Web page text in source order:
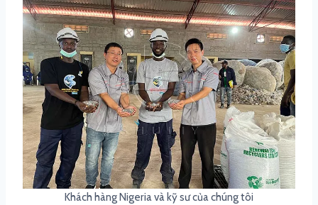
Khách hàng Nigeria và kỹ sư của chúng tôi